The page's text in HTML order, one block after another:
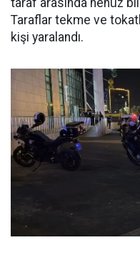
taraf arasında henüz
Taraflar tekme ve
kişi yaralandı.